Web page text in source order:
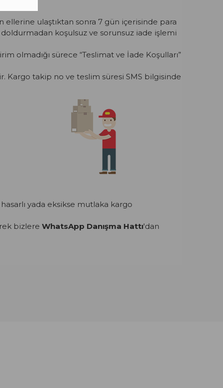
ulaştıktan sonra 7 gün içerisinde para
koşulsuz ve sorunsuz iade işlemi
olmadığı sürece “Teslimat ve İade Koşulları”
takip no ve teslim süresi SMS bilgisinde
yada eksikse mutlaka kargo
bizlere WhatsApp Danışma Hattı'dan